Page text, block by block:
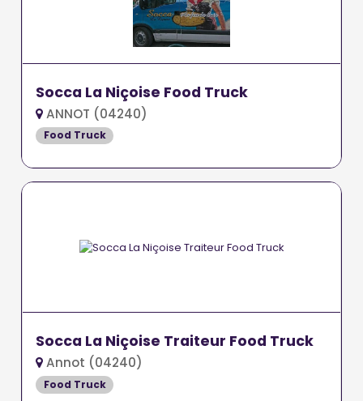
Socca La Niçoise Food Truck
ANNOT (04240)
Food Truck
Socca La Niçoise Traiteur Food Truck
Annot (04240)
Food Truck